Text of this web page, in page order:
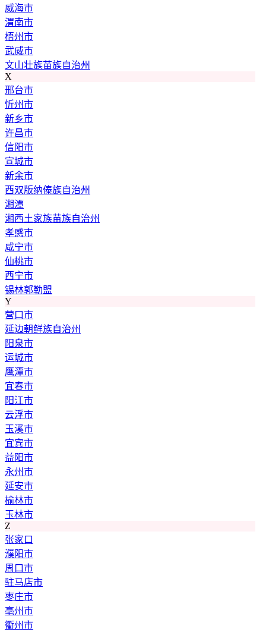
威海市
渭南市
梧州市
武威市
文山壮族苗族自治州
X
邢台市
忻州市
新乡市
许昌市
信阳市
宣城市
新余市
西双版纳傣族自治州
湘潭
湘西土家族苗族自治州
孝感市
咸宁市
仙桃市
西宁市
锡林郭勒盟
Y
营口市
延边朝鲜族自治州
阳泉市
运城市
鹰潭市
宜春市
阳江市
云浮市
玉溪市
宜宾市
益阳市
永州市
延安市
榆林市
玉林市
Z
张家口
濮阳市
周口市
驻马店市
枣庄市
亳州市
衢州市